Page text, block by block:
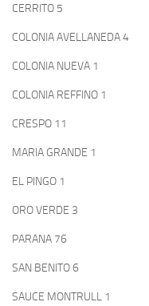
CERRITO 5
COLONIA AVELLANEDA 4
COLONIA NUEVA 1
COLONIA REFFINO 1
CRESPO 11
MARIA GRANDE 1
EL PINGO 1
ORO VERDE 3
PARANA 76
SAN BENITO 6
SAUCE MONTRULL 1